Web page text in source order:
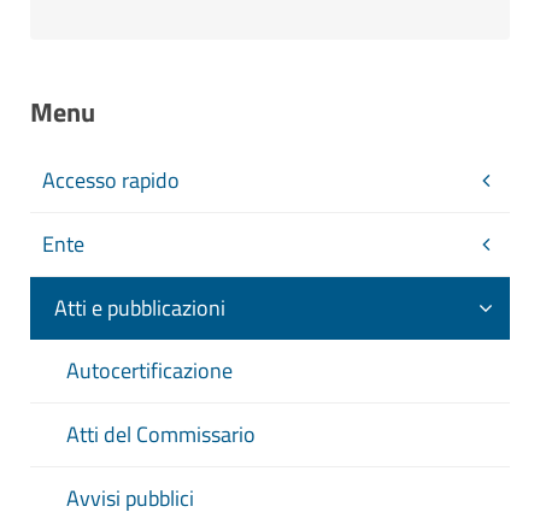
Menu
Accesso rapido
Ente
Atti e pubblicazioni
Autocertificazione
Atti del Commissario
Avvisi pubblici